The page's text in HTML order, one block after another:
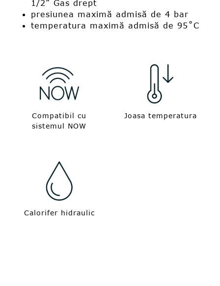
1/2” Gas drept
presiunea maximă admisă de 4 bar
temperatura maximă admisă de 95˚C
Compatibil cu
sistemul NOW
Joasa temperatura
Calorifer hidraulic